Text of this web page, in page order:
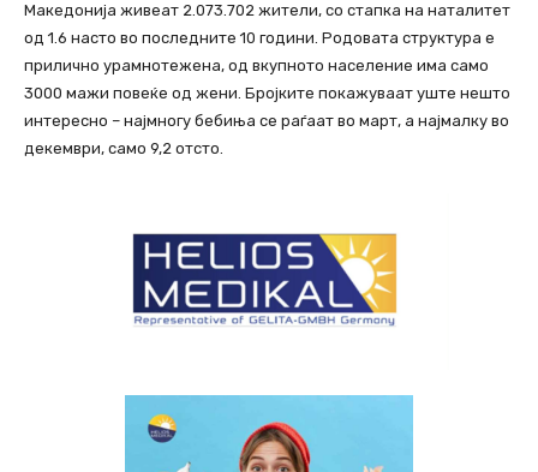
Македонија живеат 2.073.702 жители, со стапка на наталитет
од 1.6 насто во последните 10 години. Родовата структура е
прилично урамнотежена, од вкупното население има само
3000 мажи повеќе од жени. Бројките покажуваат уште нешто
интересно – најмногу бебиња се раѓаат во март, а најмалку во
декември, само 9,2 отсто.